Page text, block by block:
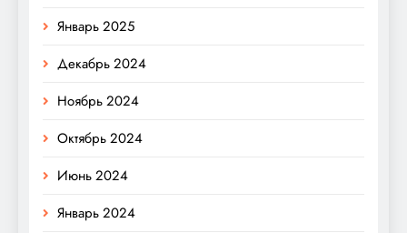
Январь 2025
Декабрь 2024
Ноябрь 2024
Октябрь 2024
Июнь 2024
Январь 2024